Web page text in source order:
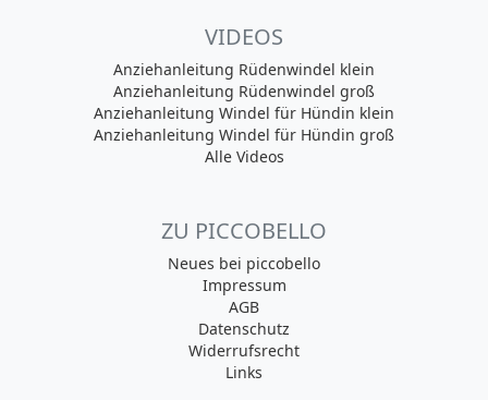
VIDEOS
Anziehanleitung Rüdenwindel klein
Anziehanleitung Rüdenwindel groß
Anziehanleitung Windel für Hündin klein
Anziehanleitung Windel für Hündin groß
Alle Videos
ZU PICCOBELLO
Neues bei piccobello
Impressum
AGB
Datenschutz
Widerrufsrecht
Links